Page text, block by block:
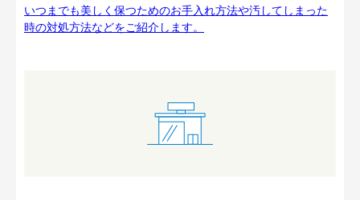
いつまでも美しく保つためのお手入れ方法や汚してしまった
時の対処方法などをご紹介します。